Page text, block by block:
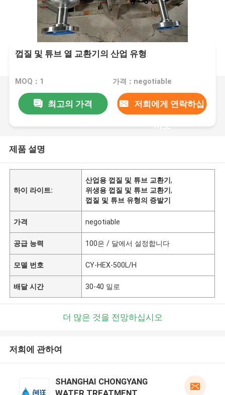
껍질 및 튜브 열 교환기의 산업 유형
MOQ：1 가격：negotiable
최고의 가격 저희에게 연락하십
시오
제품 설명
하이 라이트:
산업용 껍질 및 튜브 교환기,
위생용 껍질 및 튜브 교환기,
껍질 및 튜브 유형의 증발기
가격 negotiable
공급 능력 100은 / 달에서 설정합니다
모델 번호 CY-HEX-500L/H
배달 시간 30-40 일로
더 많은 것을 전망하십시오
저희에 관하여
SHANGHAI CHONGYANG